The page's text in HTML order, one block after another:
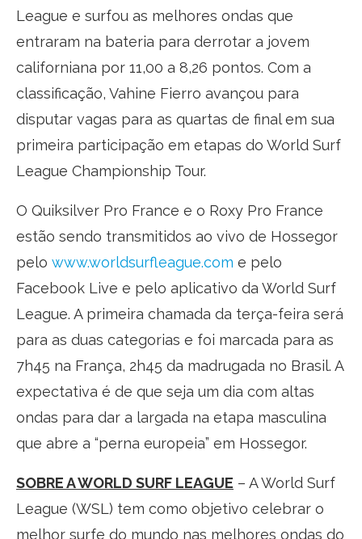
League e surfou as melhores ondas que
entraram na bateria para derrotar a jovem
californiana por 11,00 a 8,26 pontos. Com a
classificação, Vahine Fierro avançou para
disputar vagas para as quartas de final em sua
primeira participação em etapas do World Surf
League Championship Tour.
O Quiksilver Pro France e o Roxy Pro France
estão sendo transmitidos ao vivo de Hossegor
pelo www.worldsurfleague.com e pelo
Facebook Live e pelo aplicativo da World Surf
League. A primeira chamada da terça-feira será
para as duas categorias e foi marcada para as
7h45 na França, 2h45 da madrugada no Brasil. A
expectativa é de que seja um dia com altas
ondas para dar a largada na etapa masculina
que abre a “perna europeia” em Hossegor.
SOBRE A WORLD SURF LEAGUE – A World Surf
League (WSL) tem como objetivo celebrar o
melhor surfe do mundo nas melhores ondas do